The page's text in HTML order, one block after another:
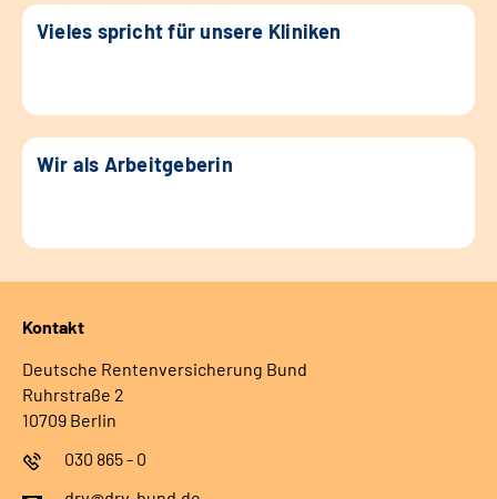
Vieles spricht für unsere Kliniken
Wir als Arbeitgeberin
Kontakt
Deutsche Rentenversicherung Bund
Ruhrstraße 2
10709 Berlin
030 865 - 0